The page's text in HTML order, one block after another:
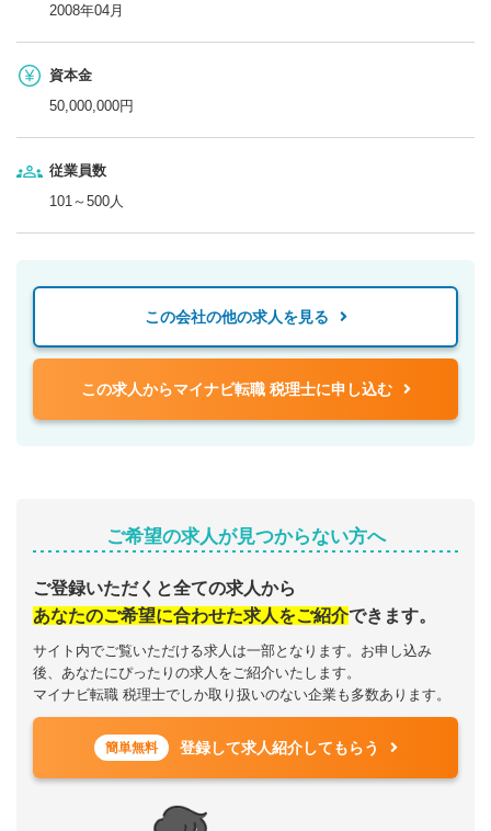
2008年04月
資本金
50,000,000円
従業員数
101～500人
この会社の他の求人を見る
この求人からマイナビ転職 税理士に申し込む
ご希望の求人が見つからない方へ
ご登録いただくと全ての求人から
あなたのご希望に合わせた求人をご紹介できます。
サイト内でご覧いただける求人は一部となります。お申し込み
後、あなたにぴったりの求人をご紹介いたします。
マイナビ転職 税理士でしか取り扱いのない企業も多数あります。
簡単無料 登録して求人紹介してもらう